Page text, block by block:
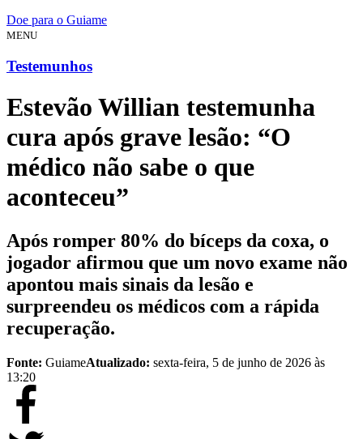
Doe para o Guiame
MENU
Testemunhos
Estevão Willian testemunha
cura após grave lesão: “O
médico não sabe o que
aconteceu”
Após romper 80% do bíceps da coxa, o
jogador afirmou que um novo exame não
apontou mais sinais da lesão e
surpreendeu os médicos com a rápida
recuperação.
Fonte: GuiameAtualizado: sexta-feira, 5 de junho de 2026 às
13:20